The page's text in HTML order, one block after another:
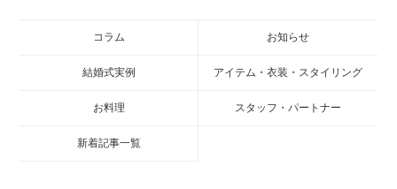
コラム お知らせ
結婚式実例 アイテム・衣装・スタイリング
お料理 スタッフ・パートナー
新着記事一覧